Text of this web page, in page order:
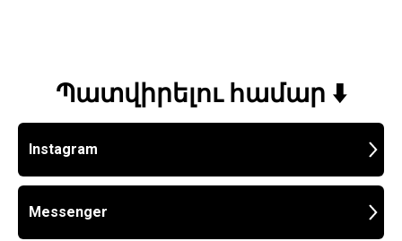
Պատվիրելու համար ⬇️
Instagram
Messenger